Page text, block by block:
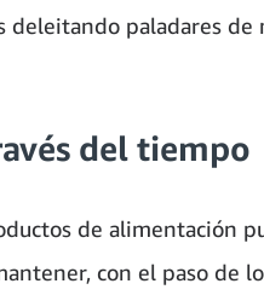
deleitando paladares de
del tiempo
de alimentación
con el paso de